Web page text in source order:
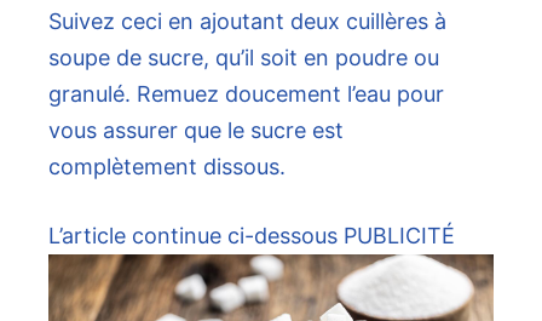
Suivez ceci en ajoutant deux cuillères à
soupe de sucre, qu’il soit en poudre ou
granulé. Remuez doucement l’eau pour
vous assurer que le sucre est
complètement dissous.
L’article continue ci-dessous PUBLICITÉ